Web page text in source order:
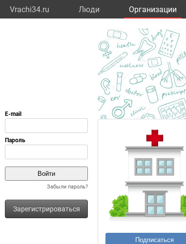
Vrachi34.ru Люди Организации
Забыли пароль?
Зарегистрироваться
Подписаться